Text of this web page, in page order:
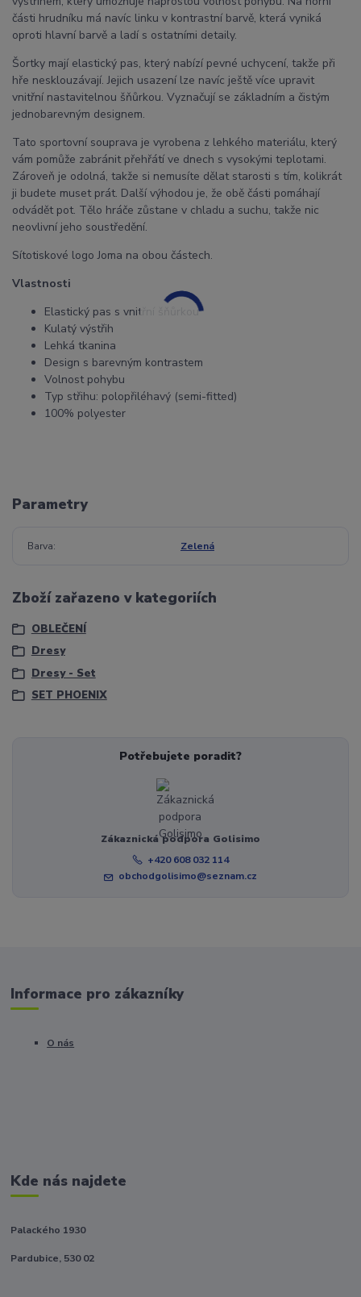
části hrudníku má navíc linku v kontrastní barvě, která vyniká
oproti hlavní barvě a ladí s ostatními detaily.
Šortky mají elastický pas, který nabízí pevné uchycení, takže při
hře nesklouzávají. Jejich usazení lze navíc ještě více upravit
vnitřní nastavitelnou šňůrkou. Vyznačují se základním a čistým
jednobarevným designem.
Tato sportovní souprava je vyrobena z lehkého materiálu, který
vám pomůže zabránit přehřátí ve dnech s vysokými teplotami.
Zároveň je odolná, takže si nemusíte dělat starosti s tím, kolikrát
ji budete muset prát. Další výhodou je, že obě části pomáhají
odvádět pot. Tělo hráče zůstane v chladu a suchu, takže nic
neovlivní jeho soustředění.
Sítotiskové logo Joma na obou částech.
Vlastnosti
Elastický pas s vnitřní šňůrkou
Kulatý výstřih
Lehká tkanina
Design s barevným kontrastem
Volnost pohybu
Typ střihu: polopřiléhavý (semi-fitted)
100% polyester
Parametry
Barva Zelená
Zboží zařazeno v kategoriích
OBLEČENÍ
Dresy
Dresy - Set
SET PHOENIX
Potřebujete poradit?
Zákaznická podpora Golisimo
+420 608 032 114
obchodgolisimo@seznam.cz
Informace pro zákazníky
O nás
Kde nás najdete
Palackého 1930
Pardubice, 530 02